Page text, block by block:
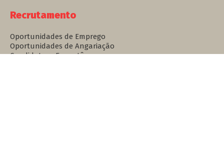
Recrutamento
Oportunidades de Emprego
Oportunidades de Angariação
Candidatura Espontânea